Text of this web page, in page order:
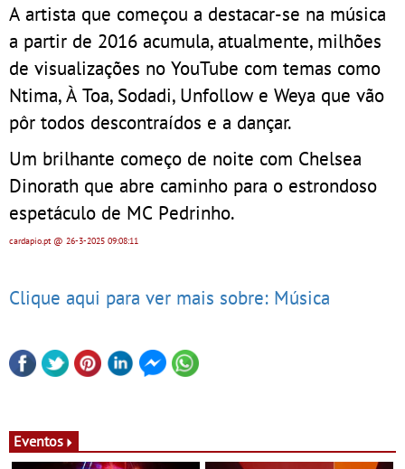
A artista que começou a destacar-se na música
a partir de 2016 acumula, atualmente, milhões
de visualizações no YouTube com temas como
Ntima, À Toa, Sodadi, Unfollow e Weya que vão
pôr todos descontraídos e a dançar.
Um brilhante começo de noite com Chelsea
Dinorath que abre caminho para o estrondoso
espetáculo de MC Pedrinho.
cardapio.pt@ 26-3-2025 09:08:11
Clique aqui para ver mais sobre: Música
Eventos